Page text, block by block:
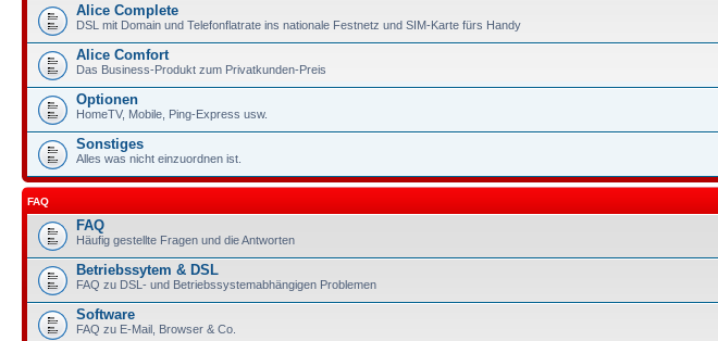
Alice Complete
DSL mit Domain und Telefonflatrate ins nationale Festnetz und SIM-Karte fürs Handy
Alice Comfort
Das Business-Produkt zum Privatkunden-Preis
Optionen
HomeTV, Mobile, Ping-Express usw.
Sonstiges
Alles was nicht einzuordnen ist.
FAQ
FAQ
Häufig gestellte Fragen und die Antworten
Betriebssytem & DSL
FAQ zu DSL- und Betriebssystemabhängigen Problemen
Software
FAQ zu E-Mail, Browser & Co.